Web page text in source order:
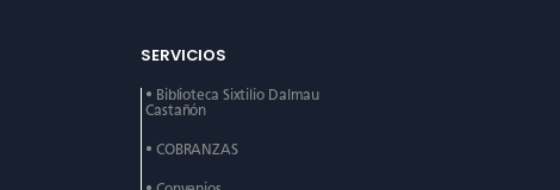
SERVICIOS
• Biblioteca Sixtilio Dalmau
Castañón
• COBRANZAS